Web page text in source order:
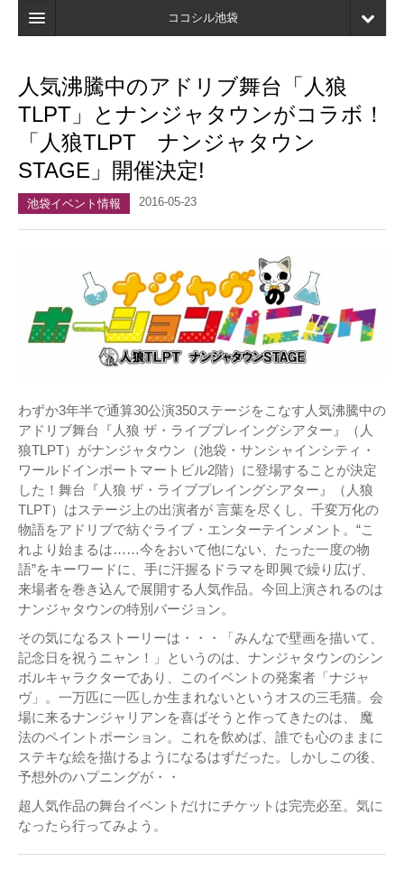
ココシル池袋
検索
店舗・施設最新情報
口コミ
マイページ
人気沸騰中のアドリブ舞台「人狼
TLPT」とナンジャタウンがコラボ！
「人狼TLPT ナンジャタウン
STAGE」開催決定!
池袋イベント情報 2016-05-23
わずか3年半で通算30公演350ステージをこなす人気沸騰中の
アドリブ舞台『人狼 ザ・ライブプレイングシアター』（人
狼TLPT）がナンジャタウン（池袋・サンシャインシティ・
ワールドインポートマートビル2階）に登場することが決定
した！舞台『人狼 ザ・ライブプレイングシアター』（人狼
TLPT）はステージ上の出演者が 言葉を尽くし、千変万化の
物語をアドリブで紡ぐライブ・エンターテインメント。“こ
れより始まるは……今をおいて他にない、たった一度の物
語”をキーワードに、手に汗握るドラマを即興で繰り広げ、
来場者を巻き込んで展開する人気作品。今回上演されるのは
ナンジャタウンの特別バージョン。
その気になるストーリーは・・・「みんなで壁画を描いて、
記念日を祝うニャン！」というのは、ナンジャタウンのシン
ボルキャラクターであり、このイベントの発案者「ナジャ
ヴ」。一万匹に一匹しか生まれないというオスの三毛猫。会
場に来るナンジャリアンを喜ばそうと作ってきたのは、 魔
法のペイントポーション。これを飲めば、誰でも心のままに
ステキな絵を描けるようになるはずだった。しかしこの後、
予想外のハプニングが・・
超人気作品の舞台イベントだけにチケットは完売必至。気に
なったら行ってみよう。